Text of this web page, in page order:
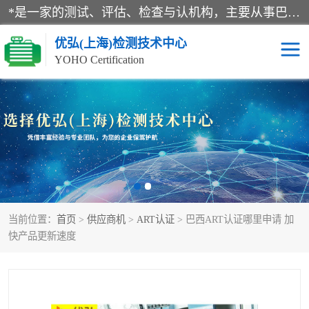
*是一家的测试、评估、检查与认机构，主要从事巴西NR10认证、NR12认证、NR13认证；ANATEL认证、INMTRO认证，欧盟CE认证：MD认证，PED认证，MID认证，ATEX认证，德国蓝色天使认证。
优弘(上海)检测技术中心
YOHO Certification
当前位置： 首页 > 供应商机 > ART认证 > 巴西ART认证哪里申请 加
快产品更新速度
RECYCLASS认证 NR10认证
NR12认证 NR13认证
ART认证 巴西NR认证
巴西认证 RETIE认证